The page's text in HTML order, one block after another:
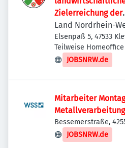
Zielerreichung der
Land Nordrhein-
Elsenpaß 5, 47533
Teilweise Homeoffice
JOBSNRW.de
Mitarbeiter
Bessemerstraße,
JOBSNRW.de